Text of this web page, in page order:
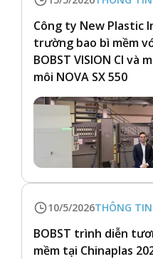
Công ty New Plastic
trường bao bì mềm
BOBST VISION CI và
môi NOVA SX 550
10/5/2026THÔNG
BOBST trình diễn
mềm tại Chinaplas